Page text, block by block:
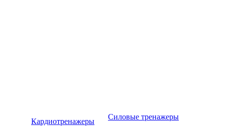
Кардиотренажеры
Силовые тренажеры